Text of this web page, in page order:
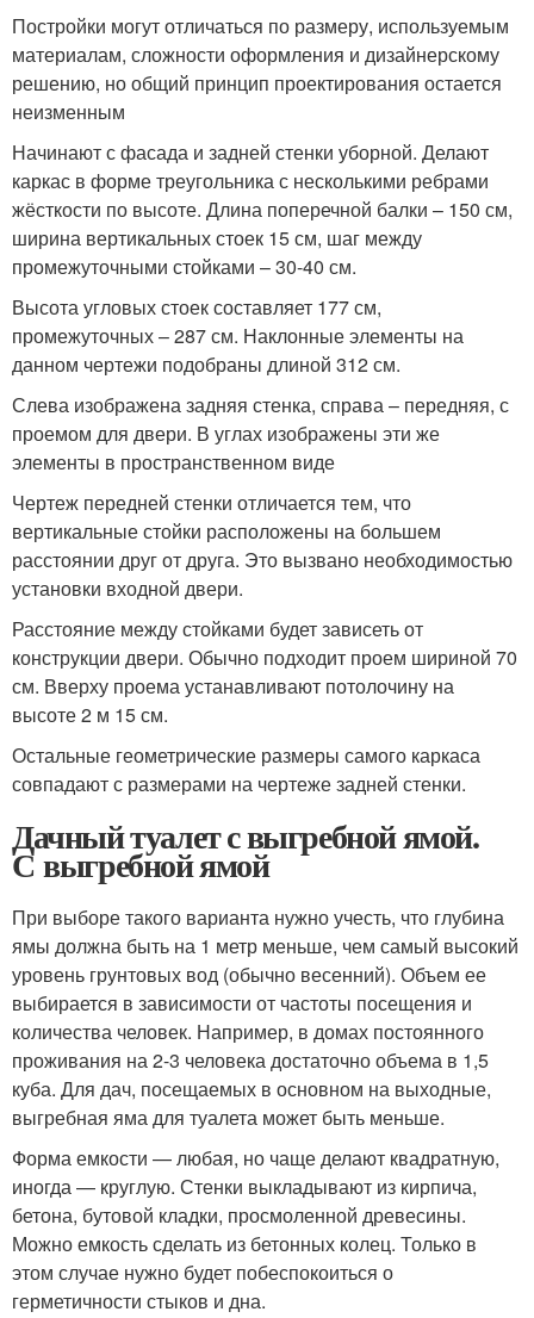
Постройки могут отличаться по размеру, используемым
материалам, сложности оформления и дизайнерскому
решению, но общий принцип проектирования остается
неизменным
Начинают с фасада и задней стенки уборной. Делают
каркас в форме треугольника с несколькими ребрами
жёсткости по высоте. Длина поперечной балки – 150 см,
ширина вертикальных стоек 15 см, шаг между
промежуточными стойками – 30-40 см.
Высота угловых стоек составляет 177 см,
промежуточных – 287 см. Наклонные элементы на
данном чертежи подобраны длиной 312 см.
Слева изображена задняя стенка, справа – передняя, с
проемом для двери. В углах изображены эти же
элементы в пространственном виде
Чертеж передней стенки отличается тем, что
вертикальные стойки расположены на большем
расстоянии друг от друга. Это вызвано необходимостью
установки входной двери.
Расстояние между стойками будет зависеть от
конструкции двери. Обычно подходит проем шириной 70
см. Вверху проема устанавливают потолочину на
высоте 2 м 15 см.
Остальные геометрические размеры самого каркаса
совпадают с размерами на чертеже задней стенки.
Дачный туалет с выгребной ямой.
С выгребной ямой
При выборе такого варианта нужно учесть, что глубина
ямы должна быть на 1 метр меньше, чем самый высокий
уровень грунтовых вод (обычно весенний). Объем ее
выбирается в зависимости от частоты посещения и
количества человек. Например, в домах постоянного
проживания на 2-3 человека достаточно объема в 1,5
куба. Для дач, посещаемых в основном на выходные,
выгребная яма для туалета может быть меньше.
Форма емкости — любая, но чаще делают квадратную,
иногда — круглую. Стенки выкладывают из кирпича,
бетона, бутовой кладки, просмоленной древесины.
Можно емкость сделать из бетонных колец. Только в
этом случае нужно будет побеспокоиться о
герметичности стыков и дна.